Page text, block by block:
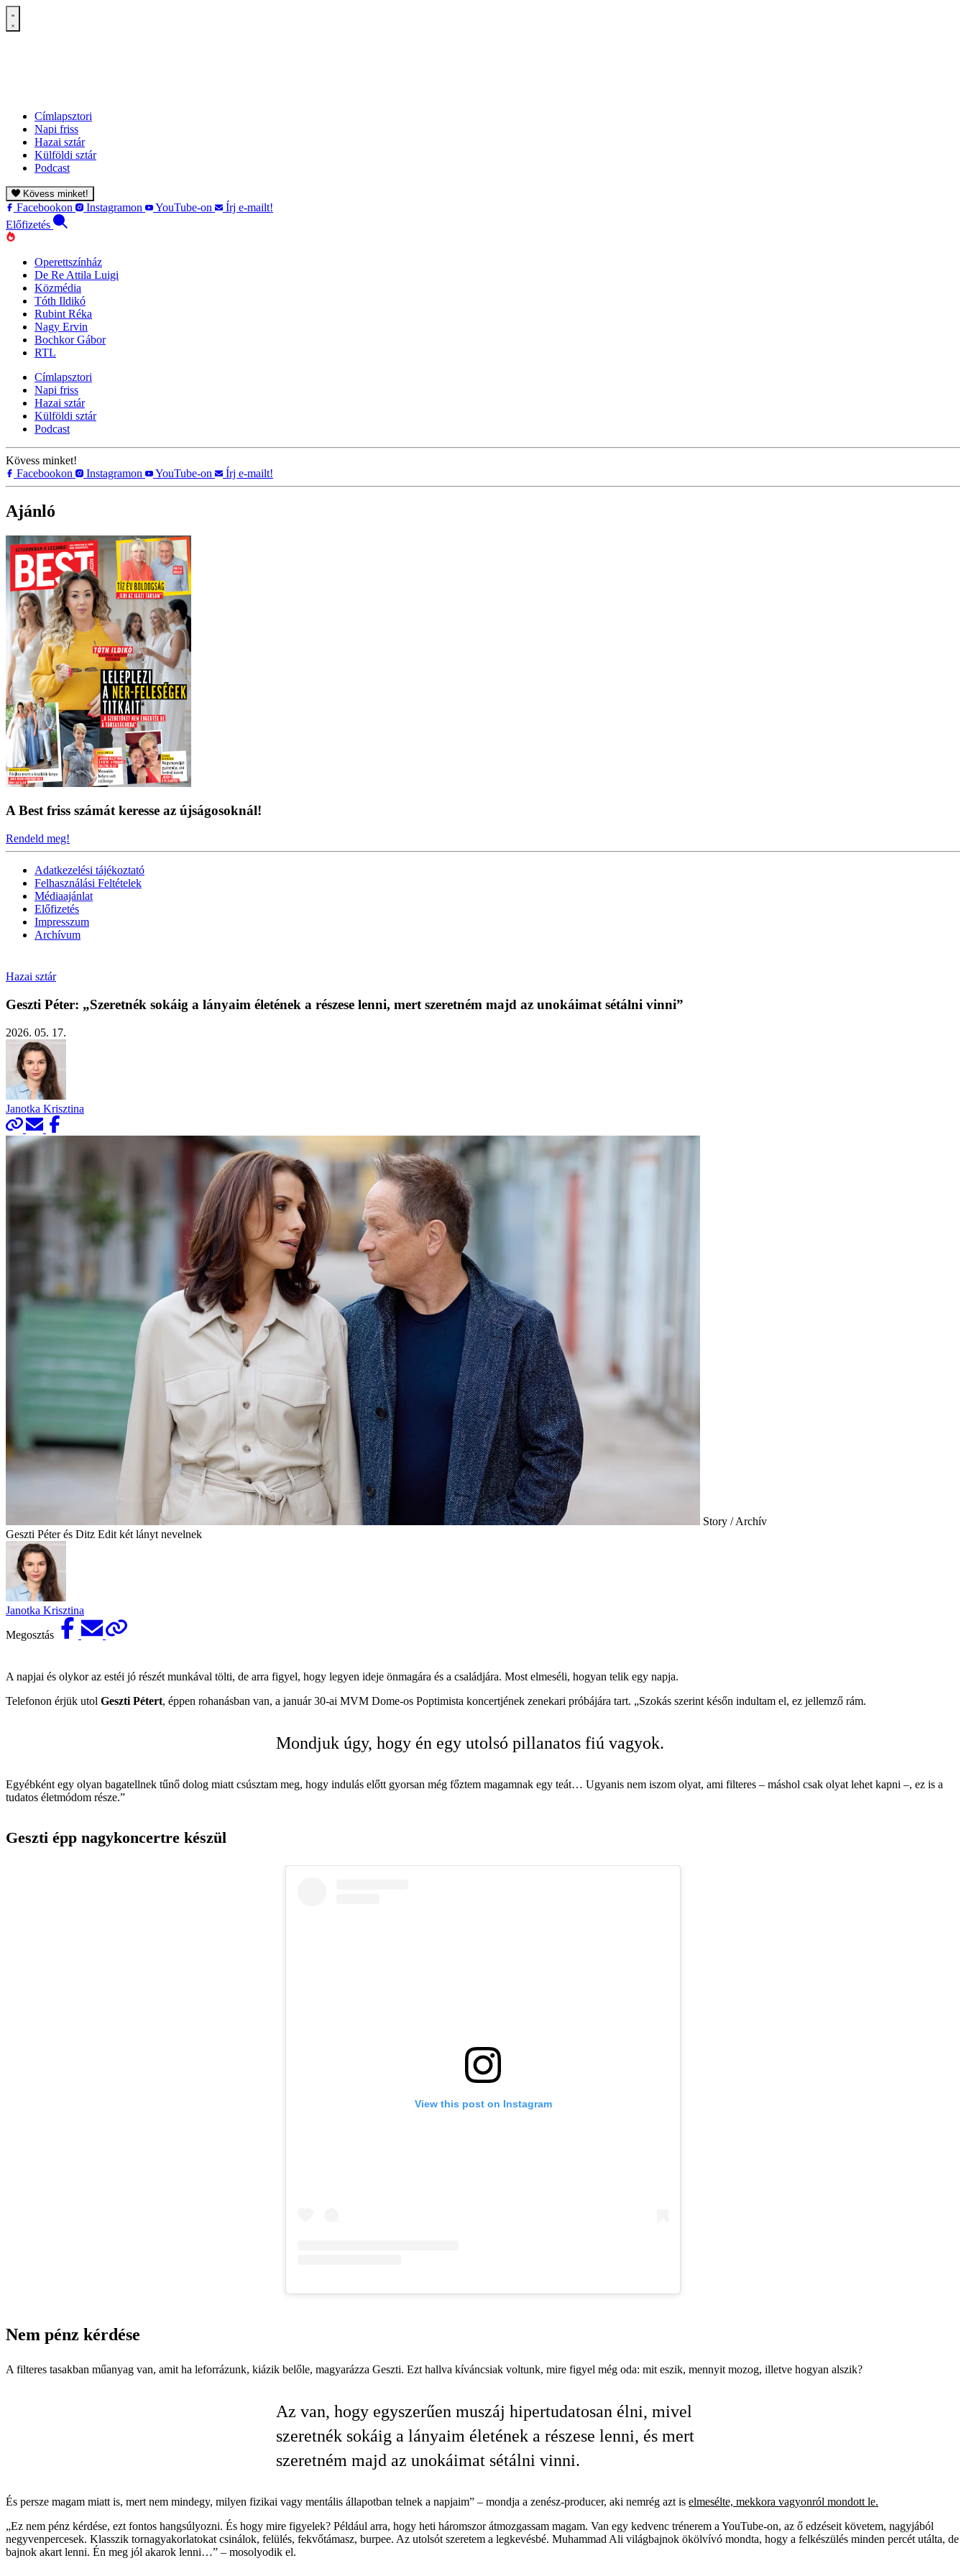
Címlapsztori
Napi friss
Hazai sztár
Külföldi sztár
Podcast
Kövess minket!
Facebookon Instagramon YouTube-on
Írj e-mailt!
Előfizetés
Operettszínház
De Re Attila Luigi
Közmédia
Tóth Ildikó
Rubint Réka
Nagy Ervin
Bochkor Gábor
RTL
Címlapsztori
Napi friss
Hazai sztár
Külföldi sztár
Podcast
Kövess minket!
Facebookon
Instagramon YouTube-on Írj e-mailt!
Ajánló
A Best friss számát keresse az újságosoknál!
Rendeld meg!
Adatkezelési tájékoztató
Felhasználási Feltételek
Médiaajánlat
Előfizetés
Impresszum
Archívum
Hazai sztár
Geszti Péter: „Szeretnék sokáig a lányaim életének a részese lenni, mert szeretném majd az unokáimat sétálni vinni”
2026. 05. 17.
Janotka Krisztina
Story / Archív
Geszti Péter és Ditz Edit két lányt nevelnek
Janotka Krisztina
Megosztás
A napjai és olykor az estéi jó részét munkával tölti, de arra figyel, hogy legyen ideje önmagára és a családjára. Most elmeséli, hogyan telik egy napja.
Telefonon érjük utol Geszti Pétert, éppen rohanásban van, a január 30-ai MVM Dome-os Poptimista koncertjének zenekari próbájára tart. „Szokás szerint későn indultam el, ez jellemző rám.
Mondjuk úgy, hogy én egy utolsó pillanatos fiú vagyok.
Egyébként egy olyan bagatellnek tűnő dolog miatt csúsztam meg, hogy indulás előtt gyorsan még főztem magamnak egy teát… Ugyanis nem iszom olyat, ami filteres – máshol csak olyat lehet kapni –, ez is a
tudatos életmódom része.”
Geszti épp nagykoncertre készül
Nem pénz kérdése
A filteres tasakban műanyag van, amit ha leforrázunk, kiázik belőle, magyarázza Geszti. Ezt hallva kíváncsiak voltunk, mire figyel még oda: mit eszik, mennyit mozog, illetve hogyan alszik?
Az van, hogy egyszerűen muszáj hipertudatosan élni, mivel
szeretnék sokáig a lányaim életének a részese lenni, és mert
szeretném majd az unokáimat sétálni vinni.
És persze magam miatt is, mert nem mindegy, milyen fizikai vagy mentális állapotban telnek a napjaim” – mondja a zenész-producer, aki nemrég azt is elmesélte, mekkora vagyonról mondott le.
„Ez nem pénz kérdése, ezt fontos hangsúlyozni. És hogy mire figyelek? Például arra, hogy heti háromszor átmozgassam magam. Van egy kedvenc trénerem a YouTube-on, az ő edzéseit követem, nagyjából
negyvenpercesek. Klasszik tornagyakorlatokat csinálok, felülés, fekvőtámasz, burpee. Az utolsót szeretem a legkevésbé. Muhammad Ali világbajnok ökölvívó mondta, hogy a felkészülés minden percét utálta, de
bajnok akart lenni. Én meg jól akarok lenni…” – mosolyodik el.